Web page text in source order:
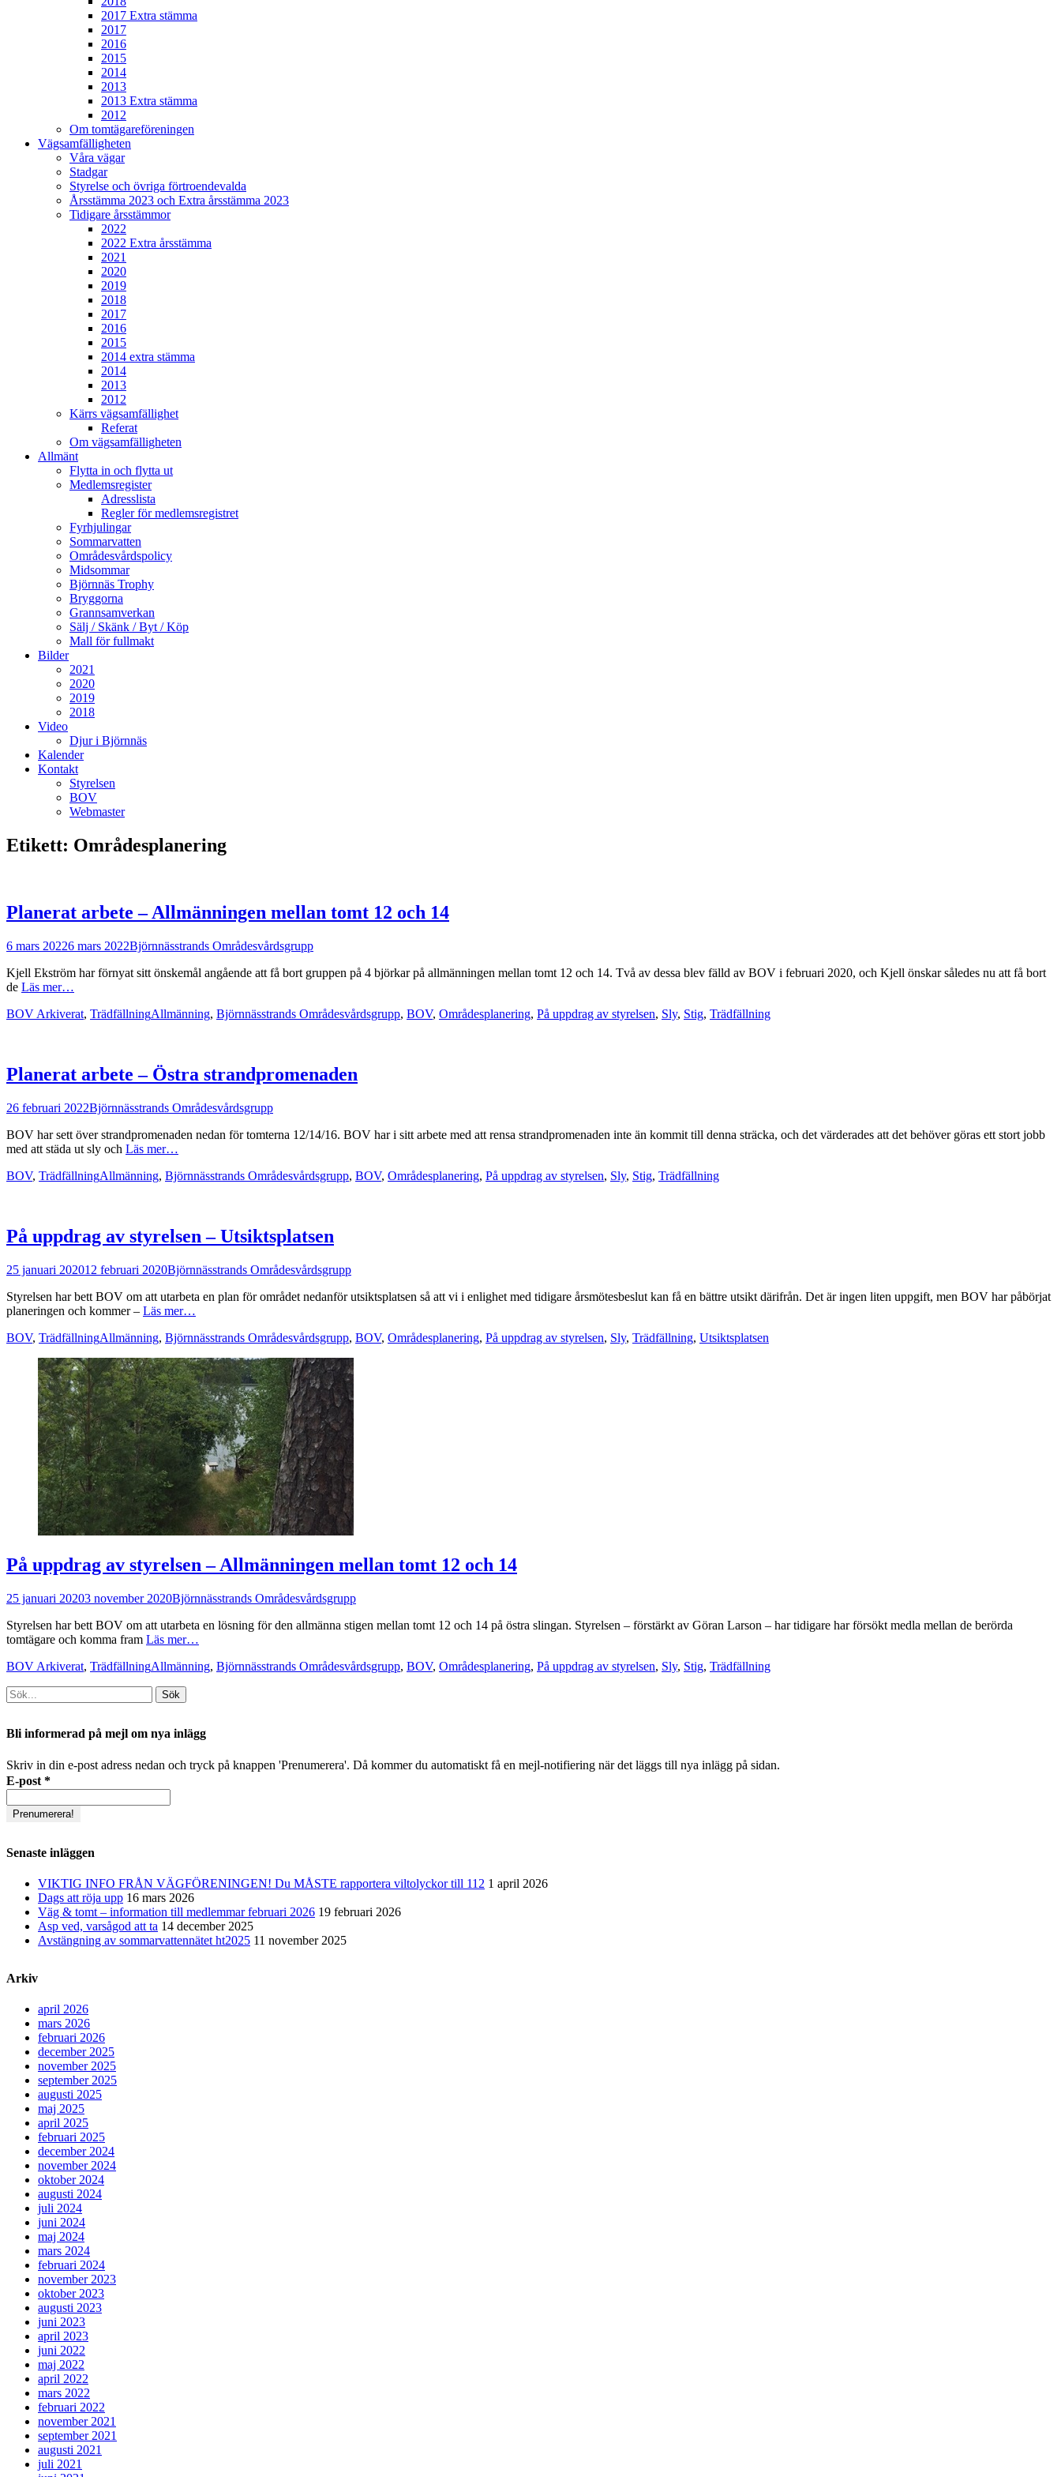
2017 Extra stämma
2017
2016
2015
2014
2013
2013 Extra stämma
2012
Om tomtägareföreningen
Vägsamfälligheten
Våra vägar
Stadgar
Styrelse och övriga förtroendevalda
Årsstämma 2023 och Extra årsstämma 2023
Tidigare årsstämmor
2022
2022 Extra årsstämma
2021
2020
2019
2018
2017
2016
2015
2014 extra stämma
2014
2013
2012
Kärrs vägsamfällighet
Referat
Om vägsamfälligheten
Allmänt
Flytta in och flytta ut
Medlemsregister
Adresslista
Regler för medlemsregistret
Fyrhjulingar
Sommarvatten
Områdesvårdspolicy
Midsommar
Björnnäs Trophy
Bryggorna
Grannsamverkan
Sälj / Skänk / Byt / Köp
Mall för fullmakt
Bilder
2021
2020
2019
2018
Video
Djur i Björnnäs
Kalender
Kontakt
Styrelsen
BOV
Webmaster
Etikett: Områdesplanering
Planerat arbete – Allmänningen mellan tomt 12 och 14
Postades
6 mars 20226 mars 2022Författare
Björnnässtrands Områdesvårdsgrupp
Kjell Ekström har förnyat sitt önskemål angående att få bort gruppen på 4 björkar på allmänningen mellan tomt 12 och 14. Två av dessa blev fälld av BOV i februari 2020, och Kjell önskar således nu att få bort
de Läs mer…
Kategorier
BOV Arkiverat, TrädfällningTaggar
Allmänning, Björnnässtrands Områdesvårdsgrupp, BOV, Områdesplanering, På uppdrag av styrelsen, Sly, Stig, Trädfällning
Planerat arbete – Östra strandpromenaden
Postades
26 februari 2022Författare
Björnnässtrands Områdesvårdsgrupp
BOV har sett över strandpromenaden nedan för tomterna 12/14/16. BOV har i sitt arbete med att rensa strandpromenaden inte än kommit till denna sträcka, och det värderades att det behöver göras ett stort jobb
med att städa ut sly och Läs mer…
Kategorier
BOV, TrädfällningTaggar
Allmänning, Björnnässtrands Områdesvårdsgrupp, BOV, Områdesplanering, På uppdrag av styrelsen, Sly, Stig, Trädfällning
På uppdrag av styrelsen – Utsiktsplatsen
Postades
25 januari 202012 februari 2020Författare
Björnnässtrands Områdesvårdsgrupp
Styrelsen har bett BOV om att utarbeta en plan för området nedanför utsiktsplatsen så att vi i enlighet med tidigare årsmötesbeslut kan få en bättre utsikt därifrån. Det är ingen liten uppgift, men BOV har påbörjat
planeringen och kommer – Läs mer…
Kategorier
BOV, TrädfällningTaggar
Allmänning, Björnnässtrands Områdesvårdsgrupp, BOV, Områdesplanering, På uppdrag av styrelsen, Sly, Trädfällning, Utsiktsplatsen
På uppdrag av styrelsen – Allmänningen mellan tomt 12 och 14
Postades
25 januari 20203 november 2020Författare
Björnnässtrands Områdesvårdsgrupp
Styrelsen har bett BOV om att utarbeta en lösning för den allmänna stigen mellan tomt 12 och 14 på östra slingan. Styrelsen – förstärkt av Göran Larson – har tidigare har försökt medla mellan de berörda
tomtägare och komma fram Läs mer…
Kategorier
BOV Arkiverat, TrädfällningTaggar
Allmänning, Björnnässtrands Områdesvårdsgrupp, BOV, Områdesplanering, På uppdrag av styrelsen, Sly, Stig, Trädfällning
Sök
efter:
Bli informerad på mejl om nya inlägg
Skriv in din e-post adress nedan och tryck på knappen 'Prenumerera'. Då kommer du automatiskt få en mejl-notifiering när det läggs till nya inlägg på sidan.
E-post *
Senaste inläggen
VIKTIG INFO FRÅN VÄGFÖRENINGEN! Du MÅSTE rapportera viltolyckor till 112 1 april 2026
Dags att röja upp 16 mars 2026
Väg & tomt – information till medlemmar februari 2026 19 februari 2026
Asp ved, varsågod att ta 14 december 2025
Avstängning av sommarvattennätet ht2025 11 november 2025
Arkiv
april 2026
mars 2026
februari 2026
december 2025
november 2025
september 2025
augusti 2025
maj 2025
april 2025
februari 2025
december 2024
november 2024
oktober 2024
augusti 2024
juli 2024
juni 2024
maj 2024
mars 2024
februari 2024
november 2023
oktober 2023
augusti 2023
juni 2023
april 2023
juni 2022
maj 2022
april 2022
mars 2022
februari 2022
november 2021
september 2021
augusti 2021
juli 2021